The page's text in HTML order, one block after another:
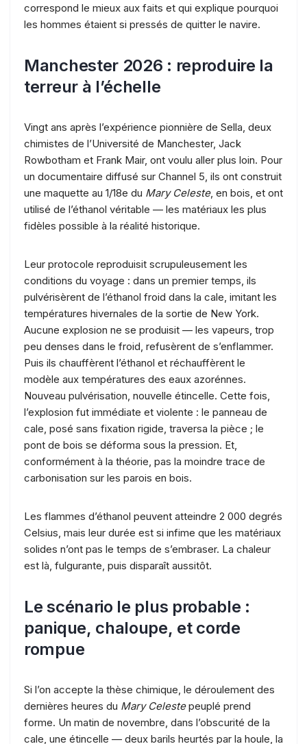
correspond le mieux aux faits et qui explique pourquoi
les hommes étaient si pressés de quitter le navire.
Manchester 2026 : reproduire la
terreur à l’échelle
Vingt ans après l’expérience pionnière de Sella, deux
chimistes de l’Université de Manchester, Jack
Rowbotham et Frank Mair, ont voulu aller plus loin. Pour
un documentaire diffusé sur Channel 5, ils ont construit
une maquette au 1/18e du Mary Celeste, en bois, et ont
utilisé de l’éthanol véritable — les matériaux les plus
fidèles possible à la réalité historique.
Leur protocole reproduisit scrupuleusement les
conditions du voyage : dans un premier temps, ils
pulvérisèrent de l’éthanol froid dans la cale, imitant les
températures hivernales de la sortie de New York.
Aucune explosion ne se produisit — les vapeurs, trop
peu denses dans le froid, refusèrent de s’enflammer.
Puis ils chauffèrent l’éthanol et réchauffèrent le
modèle aux températures des eaux azorénnes.
Nouveau pulvérisation, nouvelle étincelle. Cette fois,
l’explosion fut immédiate et violente : le panneau de
cale, posé sans fixation rigide, traversa la pièce ; le
pont de bois se déforma sous la pression. Et,
conformément à la théorie, pas la moindre trace de
carbonisation sur les parois en bois.
Les flammes d’éthanol peuvent atteindre 2 000 degrés
Celsius, mais leur durée est si infime que les matériaux
solides n’ont pas le temps de s’embraser. La chaleur
est là, fulgurante, puis disparaît aussitôt.
Le scénario le plus probable :
panique, chaloupe, et corde
rompue
Si l’on accepte la thèse chimique, le déroulement des
dernières heures du Mary Celestepeuplé prend
forme. Un matin de novembre, dans l’obscurité de la
cale, une étincelle — deux barils heurtés par la houle, la